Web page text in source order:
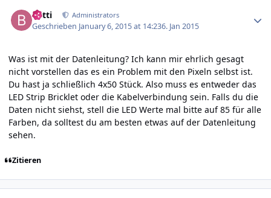
batti Administrators
Geschrieben January 6, 2015 at 14:236. Jan 2015
Was ist mit der Datenleitung? Ich kann mir ehrlich gesagt
nicht vorstellen das es ein Problem mit den Pixeln selbst ist.
Du hast ja schließlich 4x50 Stück. Also muss es entweder das
LED Strip Bricklet oder die Kabelverbindung sein. Falls du die
Daten nicht siehst, stell die LED Werte mal bitte auf 85 für alle
Farben, da solltest du am besten etwas auf der Datenleitung
sehen.
Zitieren